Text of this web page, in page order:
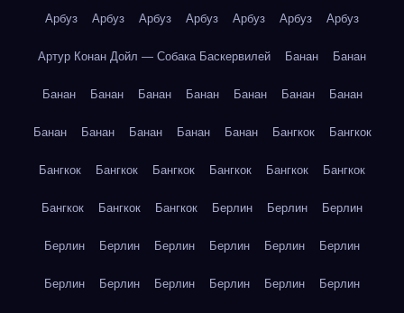
Арбуз Арбуз Арбуз Арбуз Арбуз Арбуз Арбуз
Артур Конан Дойл — Собака Баскервилей Банан Банан
Банан Банан Банан Банан Банан Банан Банан
Банан Банан Банан Банан Банан Бангкок Бангкок
Бангкок Бангкок Бангкок Бангкок Бангкок Бангкок
Бангкок Бангкок Бангкок Берлин Берлин Берлин
Берлин Берлин Берлин Берлин Берлин Берлин
Берлин Берлин Берлин Берлин Берлин Берлин